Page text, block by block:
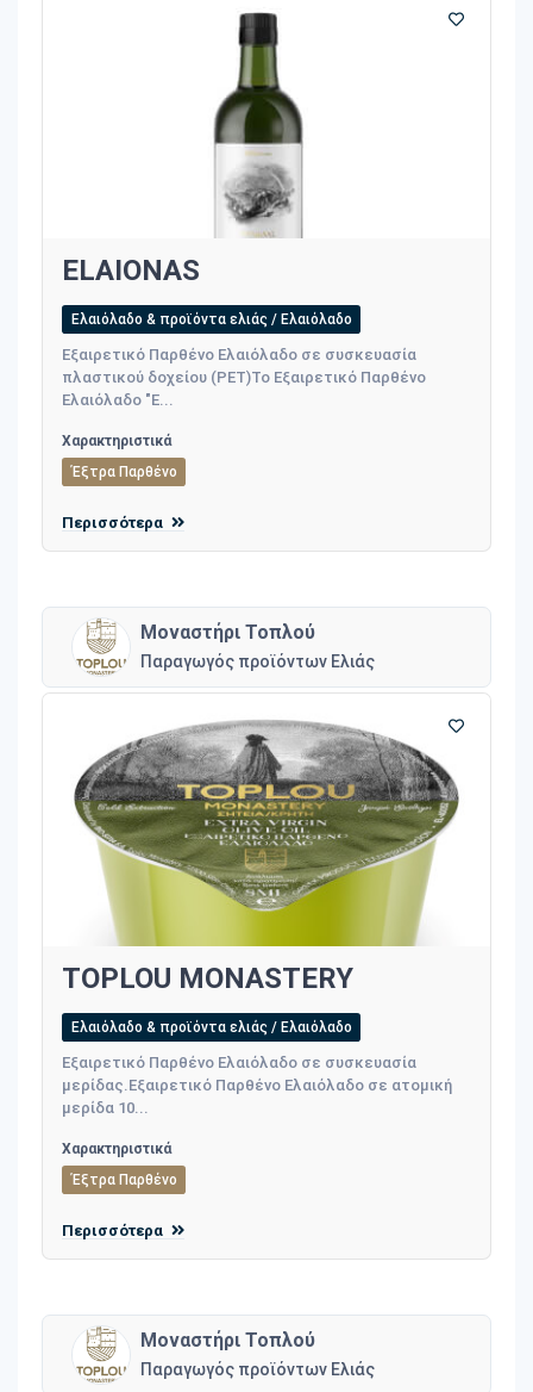
ELAIONAS
Ελαιόλαδο & προϊόντα ελιάς / Ελαιόλαδο
Εξαιρετικό Παρθένο Ελαιόλαδο σε συσκευασία
πλαστικού δοχείου (PET)Το Εξαιρετικό Παρθένο
Ελαιόλαδο "Ε...
Χαρακτηριστικά
Έξτρα Παρθένο
Περισσότερα
Μοναστήρι Τοπλού
Παραγωγός προϊόντων Ελιάς
TOPLOU MONASTERY
Ελαιόλαδο & προϊόντα ελιάς / Ελαιόλαδο
Εξαιρετικό Παρθένο Ελαιόλαδο σε συσκευασία
μερίδας.Εξαιρετικό Παρθένο Ελαιόλαδο σε ατομική
μερίδα 10...
Χαρακτηριστικά
Έξτρα Παρθένο
Περισσότερα
Μοναστήρι Τοπλού
Παραγωγός προϊόντων Ελιάς